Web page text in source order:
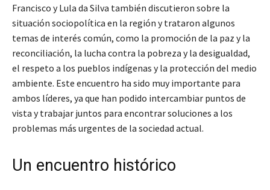
Francisco y Lula da Silva también discutieron sobre la
situación sociopolítica en la región y trataron algunos
temas de interés común, como la promoción de la paz y la
reconciliación, la lucha contra la pobreza y la desigualdad,
el respeto a los pueblos indígenas y la protección del medio
ambiente. Este encuentro ha sido muy importante para
ambos líderes, ya que han podido intercambiar puntos de
vista y trabajar juntos para encontrar soluciones a los
problemas más urgentes de la sociedad actual.
Un encuentro histórico